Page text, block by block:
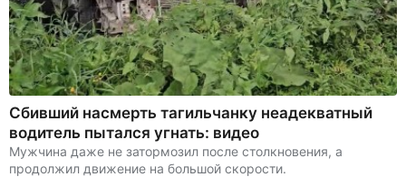
Сбивший насмерть тагильчанку неадекватный
водитель пытался угнать: видео
Мужчина даже не затормозил после столкновения, а
продолжил движение на большой скорости.